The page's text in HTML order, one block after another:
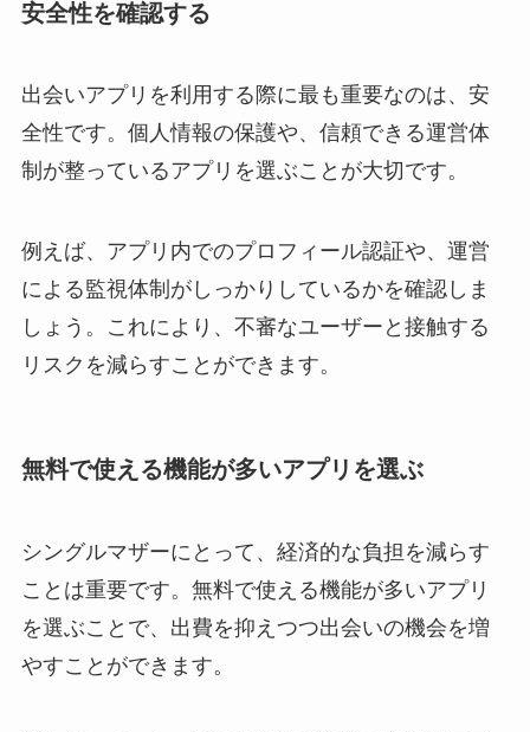
安全性を確認する
出会いアプリを利用する際に最も重要なのは、安
全性です。個人情報の保護や、信頼できる運営体
制が整っているアプリを選ぶことが大切です。
例えば、アプリ内でのプロフィール認証や、運営
による監視体制がしっかりしているかを確認しま
しょう。これにより、不審なユーザーと接触する
リスクを減らすことができます。
無料で使える機能が多いアプリを選ぶ
シングルマザーにとって、経済的な負担を減らす
ことは重要です。無料で使える機能が多いアプリ
を選ぶことで、出費を抑えつつ出会いの機会を増
やすことができます。